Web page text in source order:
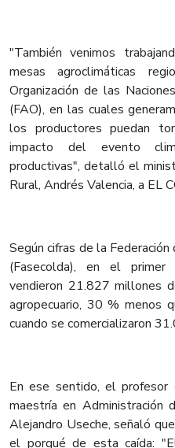
"También venimos
mesas agroclimáticas
Organización de las
(FAO), en las cuales
los productores puedan
impacto del evento
productivas", detalló el
Rural, Andrés Valencia, a EL
Según cifras de la
(Fasecolda), en el
vendieron 21.827 millones
agropecuario, 30 % menos
cuando se comercializaron
En ese sentido, el
maestría en Administración
Alejandro Useche, señaló
el porqué de esta caída: